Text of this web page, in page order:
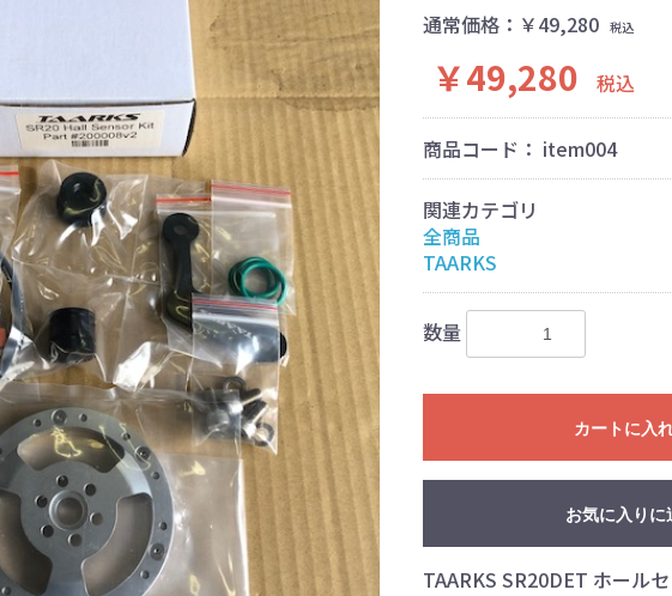
通常価格：￥49,280 税込
￥49,280 税込
商品コード： item004
関連カテゴリ
全商品
TAARKS
数量
カートに入
お気に入りに
TAARKS SR20DET ホール